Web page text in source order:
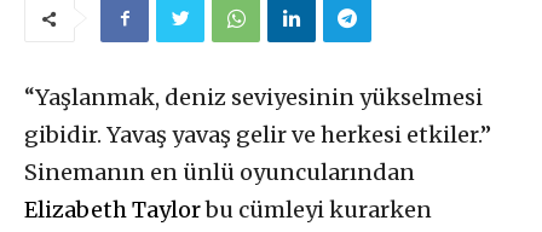
“Yaşlanmak, deniz seviyesinin yükselmesi
gibidir. Yavaş yavaş gelir ve herkesi etkiler.”
Sinemanın en ünlü oyuncularından
Elizabeth Taylorbu cümleyi kurarken